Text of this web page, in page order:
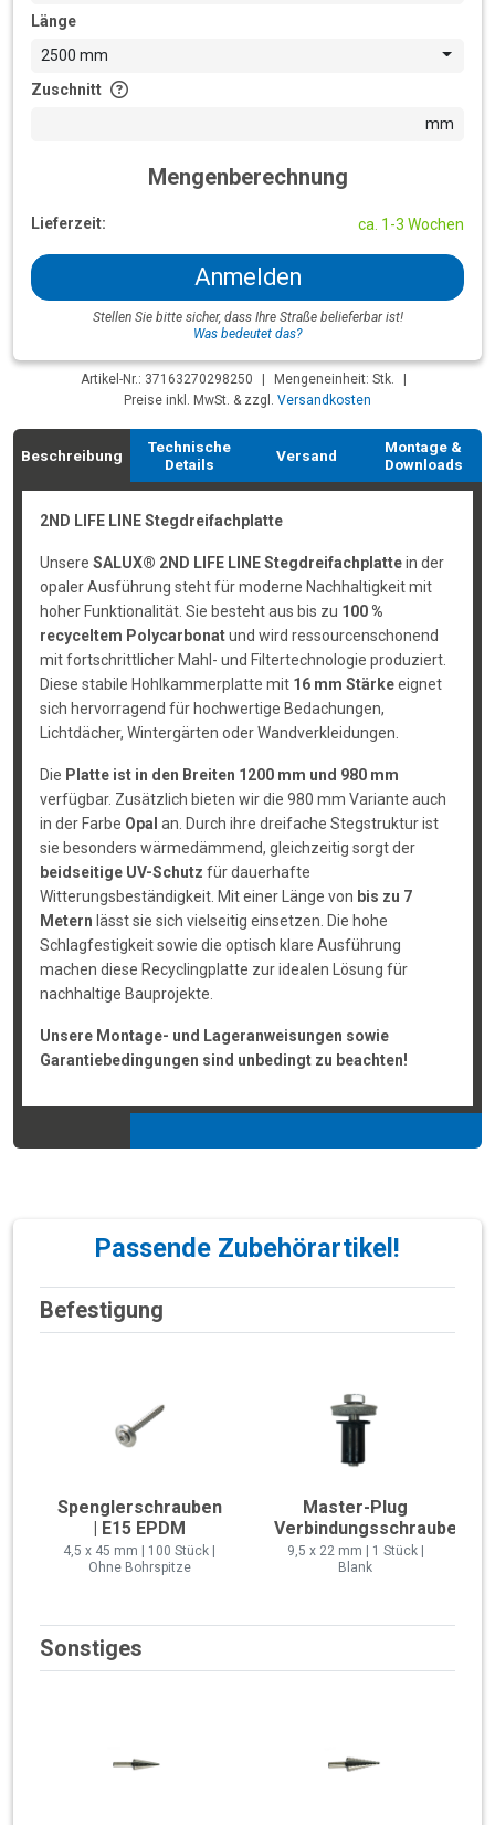
Länge
2500 mm
Zuschnitt
mm
Mengenberechnung
Lieferzeit: ca. 1-3 Wochen
Anmelden
Stellen Sie bitte sicher, dass Ihre Straße belieferbar ist!
Was bedeutet das?
Artikel-Nr.: 37163270298250 | Mengeneinheit: Stk.
|
Preise inkl. MwSt. & zzgl. Versandkosten
Beschreibung
Technische
Details
Versand
Montage &
Downloads
2ND LIFE LINE Stegdreifachplatte
Unsere SALUX® 2ND LIFE LINE Stegdreifachplattein der
opaler Ausführung steht für moderne Nachhaltigkeit mit
hoher Funktionalität. Sie besteht aus bis zu 100 %
recyceltem Polycarbonatund wird ressourcenschonend
mit fortschrittlicher Mahl- und Filtertechnologie produziert.
Diese stabile Hohlkammerplatte mit 16 mm Stärkeeignet
sich hervorragend für hochwertige Bedachungen,
Lichtdächer, Wintergärten oder Wandverkleidungen.
Die Platte ist in den Breiten 1200 mm und 980 mm
verfügbar. Zusätzlich bieten wir die 980 mm Variante auch
in der Farbe Opal an. Durch ihre dreifache Stegstruktur ist
sie besonders wärmedämmend, gleichzeitig sorgt der
beidseitige UV-Schutz für dauerhafte
Witterungsbeständigkeit. Mit einer Länge von bis zu 7
Metern lässt sie sich vielseitig einsetzen. Die hohe
Schlagfestigkeit sowie die optisch klare Ausführung
machen diese Recyclingplatte zur idealen Lösung für
nachhaltige Bauprojekte.
Unsere Montage- und Lageranweisungen sowie
Garantiebedingungen sind unbedingt zu beachten!
Passende Zubehörartikel!
Befestigung
Spenglerschrauben
| E15 EPDM
4,5 x 45 mm | 100 Stück |
Ohne Bohrspitze
Master-Plug
Verbindungsschraube
9,5 x 22 mm | 1 Stück |
Blank
Sonstiges